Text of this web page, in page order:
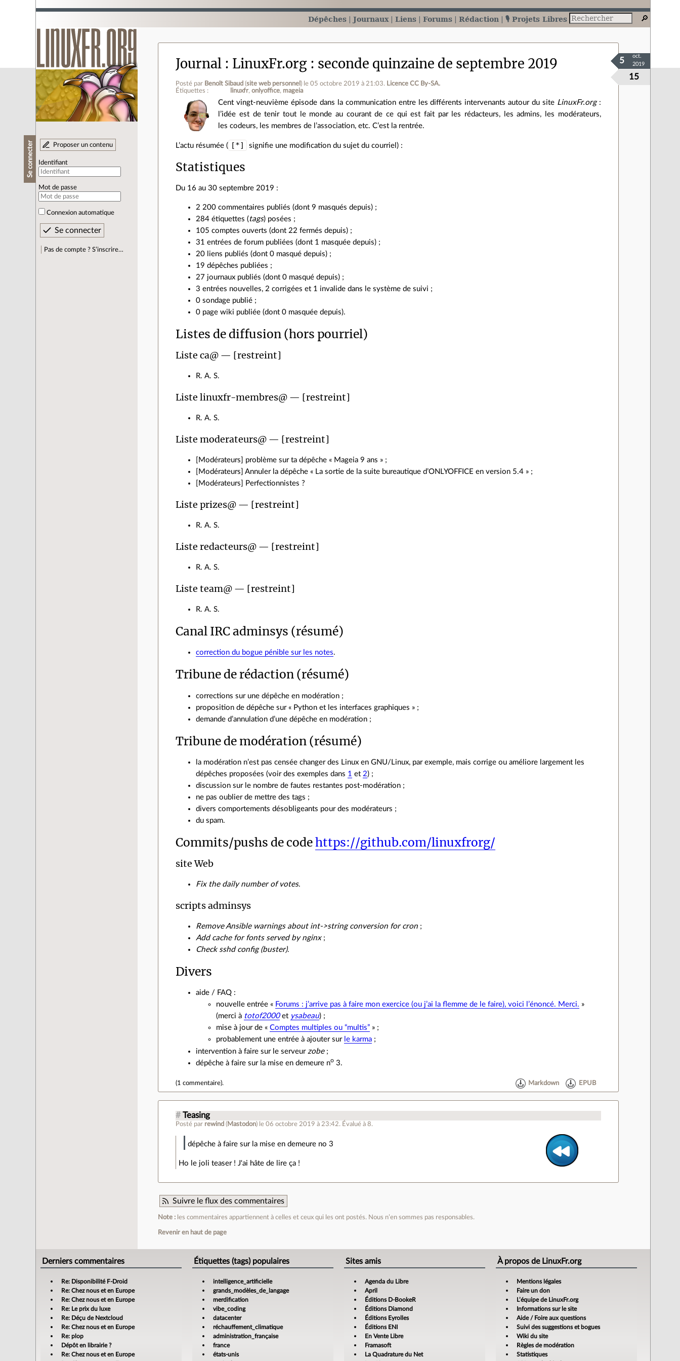
Dépêches Journaux Liens Forums Rédaction 🎙️ Projets Libres
Se connecter Proposer un contenu
Identifiant
Mot de passe
Connexion automatique
Pas de compte ? S’inscrire…
Journal LinuxFr.org : seconde quinzaine de septembre 2019
Posté par Benoît Sibaud (site web personnel ) le 05 octobre 2019 à 21:03. Licence CC By‑SA.
Étiquettes :
linuxfr onlyoffice mageia
15
5
oct.
2019
Cent vingt‐neuvième épisode dans la communication entre les différents intervenants autour du site LinuxFr.org:
l’idée est de tenir tout le monde au courant de ce qui est fait par les rédacteurs, les admins, les modérateurs,
les codeurs, les membres de l’association, etc. C’est la rentrée.
L’actu résumée ( [*] signifie une modification du sujet du courriel) :
Statistiques
Du 16 au 30 septembre 2019 :
2 200 commentaires publiés (dont 9 masqués depuis) ;
284 étiquettes ( tags) posées ;
105 comptes ouverts (dont 22 fermés depuis) ;
31 entrées de forum publiées (dont 1 masquée depuis) ;
20 liens publiés (dont 0 masqué depuis) ;
19 dépêches publiées ;
27 journaux publiés (dont 0 masqué depuis) ;
3 entrées nouvelles, 2 corrigées et 1 invalide dans le système de suivi ;
0 sondage publié ;
0 page wiki publiée (dont 0 masquée depuis).
Listes de diffusion (hors pourriel)
Liste ca@ — [restreint]
R. A. S.
Liste linuxfr-membres@ — [restreint]
R. A. S.
Liste moderateurs@ — [restreint]
[Modérateurs] problème sur ta dépêche « Mageia 9 ans » ;
[Modérateurs] Annuler la dépêche « La sortie de la suite bureautique d’ONLYOFFICE en version 5.4 » ;
[Modérateurs] Perfectionnistes ?
Liste prizes@ — [restreint]
R. A. S.
Liste redacteurs@ — [restreint]
R. A. S.
Liste team@ — [restreint]
R. A. S.
Canal IRC adminsys (résumé)
correction du bogue pénible sur les notes.
Tribune de rédaction (résumé)
corrections sur une dépêche en modération ;
proposition de dépêche sur « Python et les interfaces graphiques » ;
demande d’annulation d’une dépêche en modération ;
Tribune de modération (résumé)
la modération n’est pas censée changer des Linux en GNU/Linux, par exemple, mais corrige ou améliore largement les
dépêches proposées (voir des exemples dans 1 et 2) ;
discussion sur le nombre de fautes restantes post‑modération ;
ne pas oublier de mettre des tags ;
divers comportements désobligeants pour des modérateurs ;
du spam.
Commits/pushs de codehttps://github.com/linuxfrorg/
site Web
Fix the daily number of votes.
scripts adminsys
Remove Ansible warnings about int->string conversion for cron ;
Add cache for fonts served by nginx;
Check sshd config (buster).
Divers
aide / FAQ :
nouvelle entrée « Forums : j’arrive pas à faire mon exercice (ou j’ai la flemme de le faire), voici l’énoncé. Merci. »
(merci à totof2000et ysabeau) ;
mise à jour de «Comptes multiples ou “multis” » ;
probablement une entrée à ajouter sur le karma ;
intervention à faire sur le serveurzobe;
dépêche à faire sur la mise en demeure no 3.
(1 commentaire). Markdown EPUB
# Teasing
Posté par rewind ( Mastodon) le 06 octobre 2019 à 23:42. Évalué à8.
dépêche à faire sur la mise en demeure no 3
Ho le joli teaser ! J'ai hâte de lire ça !
Suivre le flux des commentaires
Note : les commentaires appartiennent à celles et ceux qui les ont postés. Nous n’en sommes pas responsables.
Revenir en haut de page
Derniers commentaires
Re: Disponibilité F-Droid
Re: Chez nous et en Europe
Re: Chez nous et en Europe
Re: Le prix du luxe
Re: Déçu de Nextcloud
Re: Chez nous et en Europe
Re: plop
Dépôt en librairie ?
Re: Chez nous et en Europe
Étiquettes (tags) populaires
intelligence_artificielle
grands_modèles_de_langage
merdification
vibe_coding
datacenter
réchauffement_climatique
administration_française
france
états-unis
Sites amis
Agenda du Libre
April
Éditions D-BookeR
Éditions Diamond
Éditions Eyrolles
Éditions ENI
En Vente Libre
Framasoft
La Quadrature du Net
À propos de LinuxFr.org
Mentions légales
Faire un don
L’équipe de LinuxFr.org
Informations sur le site
Aide / Foire aux questions
Suivi des suggestions et bogues
Wiki du site
Règles de modération
Statistiques